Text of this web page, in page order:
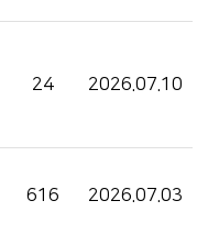
24 2026.07.10
616 2026.07.03